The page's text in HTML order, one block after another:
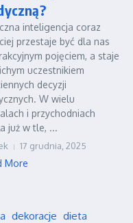
inteligencja coraz
przestaje być dla nas
pojęciem, a staje
uczestnikiem
decyzji
W wielu
i przychodniach
już w tle, ...
17 grudnia, 2025
More
dekoracje dieta